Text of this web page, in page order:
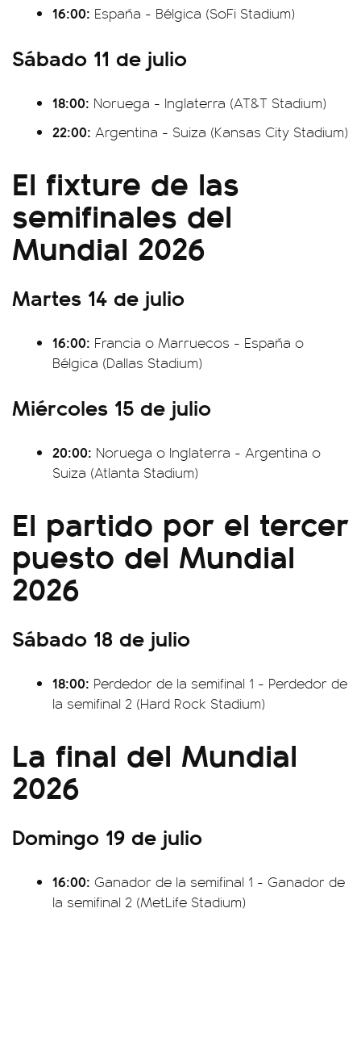
16:00: España - Bélgica (SoFi Stadium)
Sábado 11 de julio
18:00: Noruega - Inglaterra (AT&T Stadium)
22:00: Argentina - Suiza (Kansas City Stadium)
El fixture de las
semifinales del
Mundial 2026
Martes 14 de julio
16:00: Francia o Marruecos - España o
Bélgica (Dallas Stadium)
Miércoles 15 de julio
20:00: Noruega o Inglaterra - Argentina o
Suiza (Atlanta Stadium)
El partido por el tercer
puesto del Mundial
2026
Sábado 18 de julio
18:00: Perdedor de la semifinal 1 - Perdedor de
la semifinal 2 (Hard Rock Stadium)
La final del Mundial
2026
Domingo 19 de julio
16:00: Ganador de la semifinal 1 - Ganador de
la semifinal 2 (MetLife Stadium)